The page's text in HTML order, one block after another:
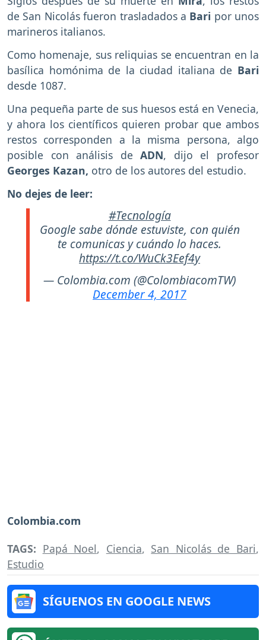
de San Nicolás fueron trasladados a Bari por unos
marineros italianos.
Como homenaje, sus reliquias se encuentran en la
basílica homónima de la ciudad italiana de Bari
desde 1087.
Una pequeña parte de sus huesos está en Venecia,
y ahora los científicos quieren probar que ambos
restos corresponden a la misma persona, algo
posible con análisis deADN, dijo el profesor
Georges Kazan, otro de los autores del estudio.
No dejes de leer:
#Tecnología
Google sabe dónde estuviste, con quién
te comunicas y cuándo lo haces.
https://t.co/WuCk3Eef4y
— Colombia.com (@ColombiacomTW)
December 4, 2017
Colombia.com
TAGS: Papá Noel, Ciencia, San Nicolás de Bari,
Estudio
SÍGUENOS EN GOOGLE NEWS